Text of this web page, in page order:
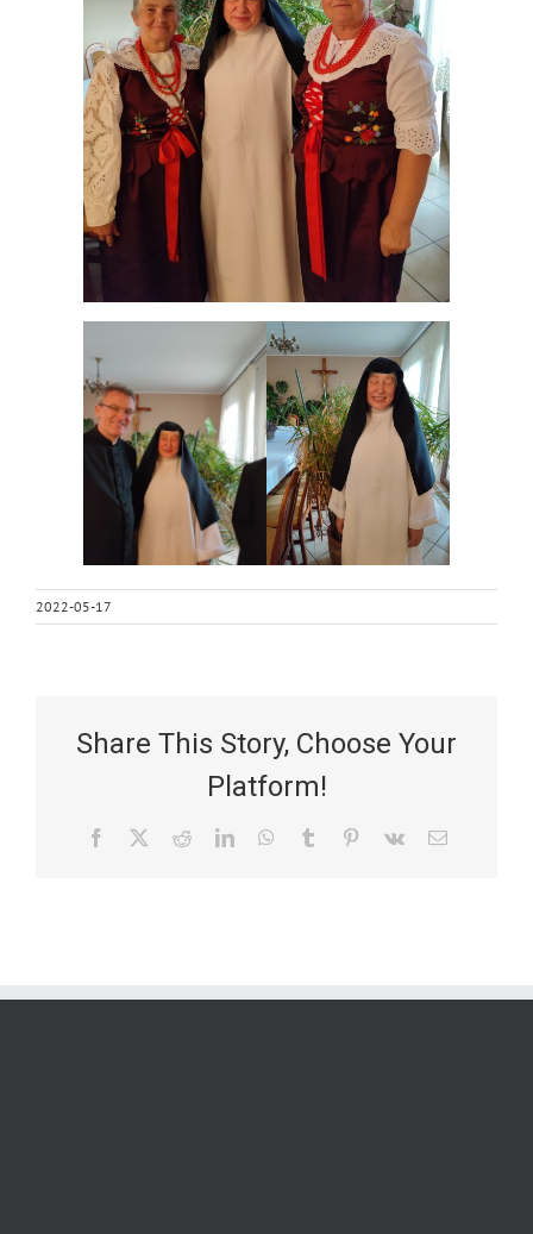
2022-05-17
Share This Story, Choose Your
Platform!
Facebook RedditLinkedInWhatsApp
Tumblr Pinterest
Vk Email